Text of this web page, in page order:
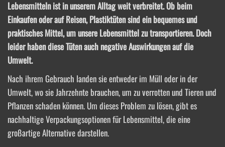
Lebensmitteln ist in unserem Alltag weit verbreitet. Ob beim
Einkaufen oder auf Reisen, Plastiktüten sind ein bequemes und
praktisches Mittel, um unsere Lebensmittel zu transportieren. Doch
leider haben diese Tüten auch negative Auswirkungen auf die
Umwelt.
Nach ihrem Gebrauch landen sie entweder im Müll oder in der
Umwelt, wo sie Jahrzehnte brauchen, um zu verrotten und Tieren und
Pflanzen schaden können. Um dieses Problem zu lösen, gibt es
nachhaltige Verpackungsoptionen für Lebensmittel, die eine
großartige Alternative darstellen.